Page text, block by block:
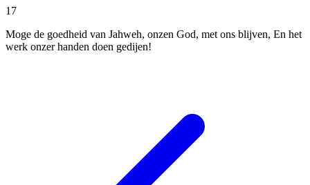
17
Moge de goedheid van Jahweh, onzen God, met ons blijven, En het
werk onzer handen doen gedijen!